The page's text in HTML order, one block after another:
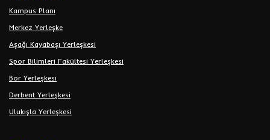
Kampus Planı
Merkez Yerleşke
Aşağı Kayabaşı Yerleşkesi
Spor Bilimleri Fakültesi Yerleşkesi
Bor Yerleşkesi
Derbent Yerleşkesi
Ulukışla Yerleşkesi